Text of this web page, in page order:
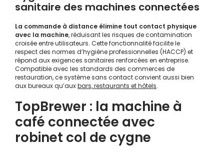
sanitaire des machines connectées
La commande à distance élimine tout contact physique
avec la machine, réduisant les risques de contamination
croisée entre utilisateurs. Cette fonctionnalité facilite le
respect des normes d’hygiène professionnelles (HACCP) et
répond aux exigences sanitaires renforcées en entreprise.
Compatible avec les standards des commerces de
restauration, ce système sans contact convient aussi bien
aux bureaux qu’auxbars, restaurants et hôtels.
TopBrewer : la machine à
café connectée avec
robinet col de cygne